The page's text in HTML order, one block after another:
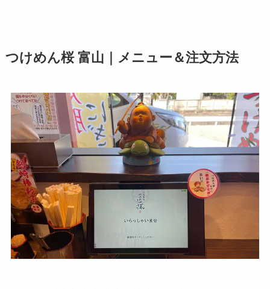
つけめん桜 富山｜メニュー＆注文方法